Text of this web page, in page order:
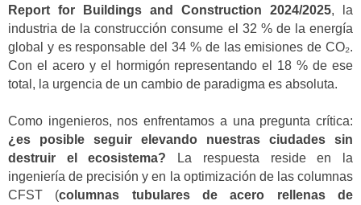
Report for Buildings and Construction 2024/2025, la
industria de la construcción consume el 32 % de la energía
global y es responsable del 34 % de las emisiones de CO₂.
Con el acero y el hormigón representando el 18 % de ese
total, la urgencia de un cambio de paradigma es absoluta.
Como ingenieros, nos enfrentamos a una pregunta crítica:
¿es posible seguir elevando nuestras ciudades sin
destruir el ecosistema? La respuesta reside en la
ingeniería de precisión y en la optimización de las columnas
CFST (columnas tubulares de acero rellenas de